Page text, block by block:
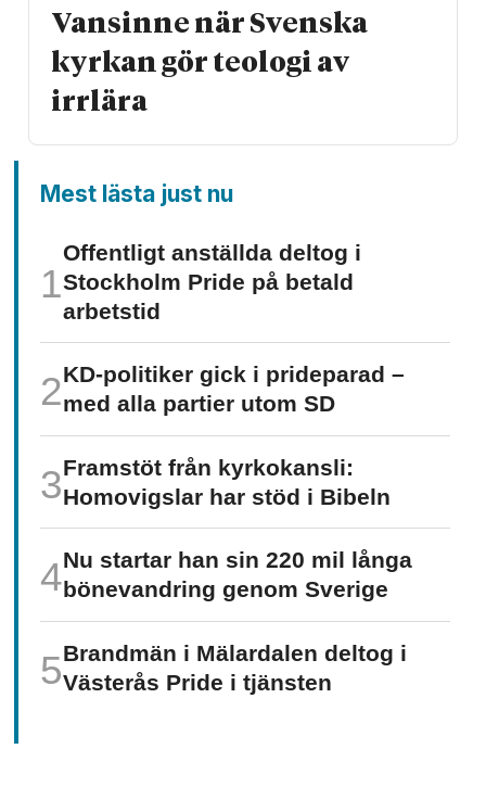
Vansinne när Svenska
kyrkan gör teologi av
irrlära
Mest lästa just nu
Offentligt anställda deltog i
Stockholm Pride på betald
arbetstid
KD-politiker gick i prideparad –
med alla partier utom SD
Framstöt från kyrkokansli:
Homo­vigslar har stöd i Bibeln
Nu startar han sin 220 mil långa
böne­vandring genom Sverige
Brandmän i Mälardalen deltog i
Västerås Pride i tjänsten